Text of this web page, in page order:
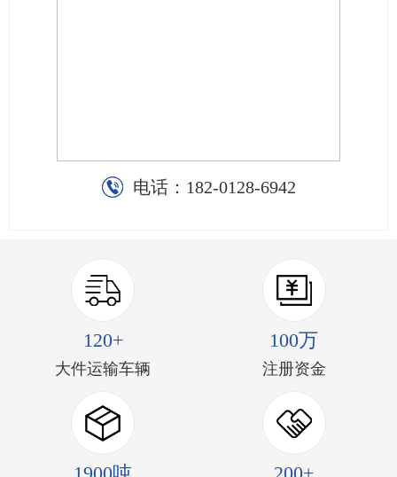
电话： 182-0128-6942
120+
大件运输车辆
100万
注册资金